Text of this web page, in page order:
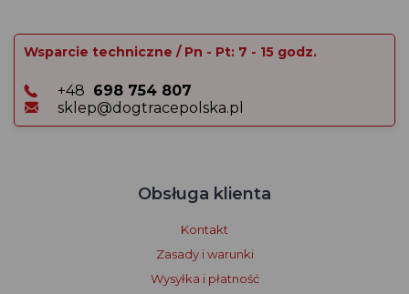
Wsparcie techniczne / Pn - Pt: 7 - 15 godz.
+48 698 754 807
sklep@dogtracepolska.pl
Obsługa klienta
Kontakt
Zasady i warunki
Wysyłka i płatność